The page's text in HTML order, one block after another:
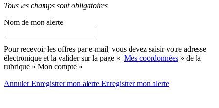
Tous les champs sont obligatoires
Nom de mon alerte
Pour recevoir les offres par e-mail, vous devez saisir votre adresse
électronique et la valider sur la page « Mes coordonnées » de la
rubrique « Mon compte »
AnnulerEnregistrer mon alerte Enregistrermon alerte